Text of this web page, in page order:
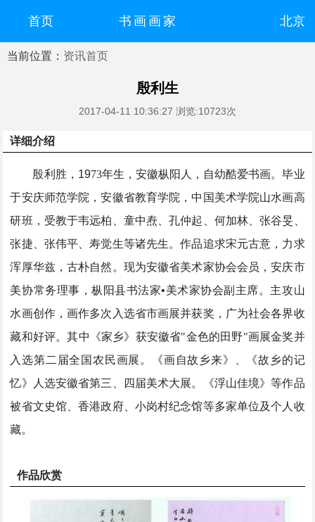
首页 北京
书画画家
您好！欢迎来到中国书画门户网
当前位置： 资讯首页
殷利生
2017-04-11 10:36:27 浏览:10723次
详细介绍
殷利胜，1973年生，安徽枞阳人，自幼酷爱书画。毕业
于安庆师范学院，安徽省教育学院，中国美术学院山水画高
研班，受教于韦远柏、童中焘、孔仲起、何加林、张谷旻、
张捷、张伟平、寿觉生等诸先生。作品追求宋元古意，力求
浑厚华兹，古朴自然。现为安徽省美术家协会会员，安庆市
美协常务理事，枞阳县书法家•美术家协会副主席。主攻山
水画创作，画作多次入选省市画展并获奖，广为社会各界收
藏和好评。其中《家乡》获安徽省"金色的田野"画展金奖并
入选第二届全国农民画展。《画自故乡来》、《故乡的记
忆》人选安徽省第三、四届美术大展。《浮山佳境》等作品
被省文史馆、香港政府、小岗村纪念馆等多家单位及个人收
藏。
作品欣赏